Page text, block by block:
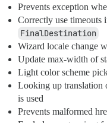
Prevents exception
Correctly use timeouts
FinalDestination
Wizard locale change
Update max-width of
Light color scheme
Looking up translation
is used
Prevents malformed